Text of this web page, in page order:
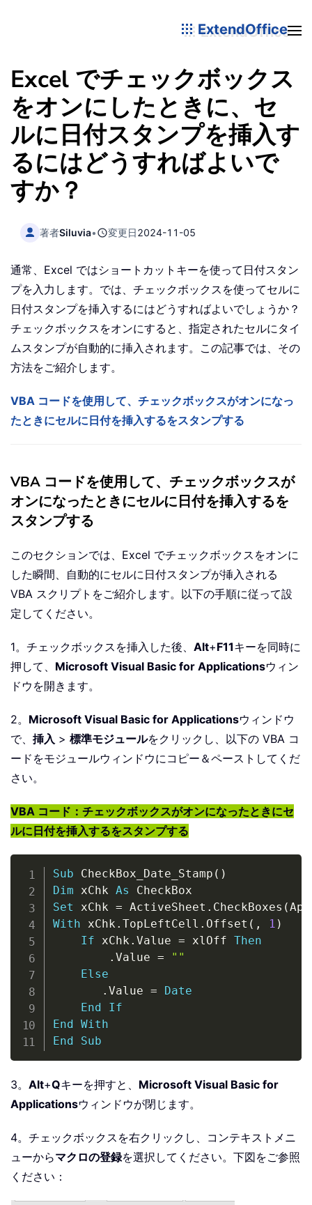
ExtendOffice
Excel でチェックボックス
をオンにしたときに、セ
ルに日付スタンプを挿入す
るにはどうすればよいで
すか？
著者Siluvia• 変更日2024-11-05
通常、Excel ではショートカットキーを使って日付スタン
プを入力します。では、チェックボックスを使ってセルに
日付スタンプを挿入するにはどうすればよいでしょうか？
チェックボックスをオンにすると、指定されたセルにタイ
ムスタンプが自動的に挿入されます。この記事では、その
方法をご紹介します。
VBA コードを使用して、チェックボックスがオンになっ
たときにセルに日付を挿入するをスタンプする
VBA コードを使用して、チェックボックスが
オンになったときにセルに日付を挿入するを
スタンプする
このセクションでは、Excel でチェックボックスをオンに
した瞬間、自動的にセルに日付スタンプが挿入される
VBA スクリプトをご紹介します。以下の手順に従って設
定してください。
1。チェックボックスを挿入した後、 Alt+F11キーを同時に
押して、 Microsoft Visual Basic for Applicationsウィン
ドウを開きます。
2。 Microsoft Visual Basic for Applicationsウィンドウ
で、 挿入 > 標準モジュールをクリックし、以下の VBA コ
ードをモジュールウィンドウにコピー＆ペーストしてくだ
さい。
VBA コード：チェックボックスがオンになったときにセ
ルに日付を挿入するをスタンプする
Sub CheckBox_Date_Stamp ( )
Dim xChk As
Set xChk = ActiveSheet . CheckBoxes (
With xChk . TopLeftCell . Offset ( , 1 )
If xChk . Value = xlOff Then
. Value =
""
Else
. Value =
Date
End
If
End
With
End
Sub
3。 Alt+Qキーを押すと、 Microsoft Visual Basic for
Applicationsウィンドウが閉じます。
4。チェックボックスを右クリックし、コンテキストメニ
ューからマクロの登録を選択してください。下図をご参照
ください：